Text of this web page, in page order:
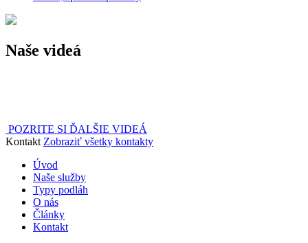
Naše videá
POZRITE SI ĎALŠIE VIDEÁ
Kontakt Zobraziť všetky kontakty
Úvod
Naše služby
Typy podláh
O nás
Články
Kontakt